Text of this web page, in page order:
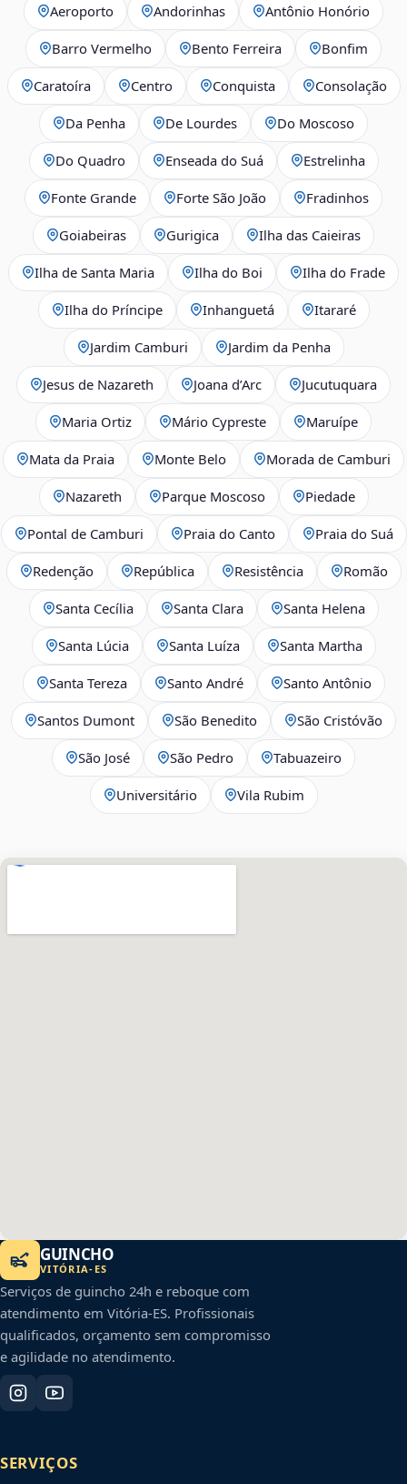
Aeroporto Andorinhas Antônio Honório
Barro Vermelho Bento Ferreira Bonfim
Caratoíra Centro Conquista Consolação
Da Penha De Lourdes Do Moscoso
Do Quadro Enseada do Suá Estrelinha
Fonte Grande Forte São João Fradinhos
Goiabeiras Gurigica Ilha das Caieiras
Ilha de Santa Maria Ilha do Boi Ilha do Frade
Ilha do Príncipe Inhanguetá Itararé
Jardim Camburi Jardim da Penha
Jesus de Nazareth Joana d’Arc Jucutuquara
Maria Ortiz Mário Cypreste Maruípe
Mata da Praia Monte Belo Morada de Camburi
Nazareth Parque Moscoso Piedade
Pontal de Camburi Praia do Canto Praia do Suá
Redenção República Resistência Romão
Santa Cecília Santa Clara Santa Helena
Santa Lúcia Santa Luíza Santa Martha
Santa Tereza Santo André Santo Antônio
Santos Dumont São Benedito São Cristóvão
São José São Pedro Tabuazeiro
Universitário Vila Rubim
GUINCHO
VITÓRIA- ES
Serviços de guincho 24h e reboque com
atendimento em Vitória-ES. Profissionais
qualificados, orçamento sem compromisso
e agilidade no atendimento.
SERVIÇOS